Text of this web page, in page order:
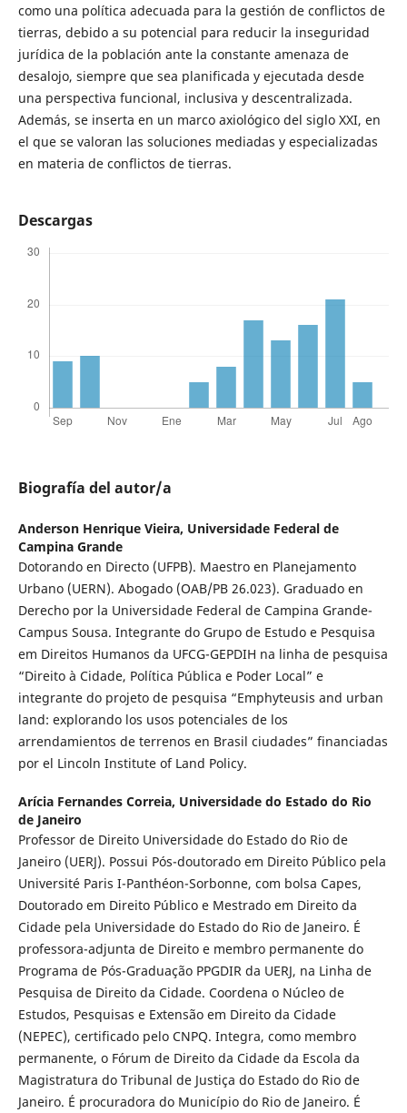
como una política adecuada para la gestión de conflictos de
tierras, debido a su potencial para reducir la inseguridad
jurídica de la población ante la constante amenaza de
desalojo, siempre que sea planificada y ejecutada desde
una perspectiva funcional, inclusiva y descentralizada.
Además, se inserta en un marco axiológico del siglo XXI, en
el que se valoran las soluciones mediadas y especializadas
en materia de conflictos de tierras.
Descargas
Biografía del autor/a
Anderson Henrique Vieira, Universidade Federal de
Campina Grande
Dotorando en Directo (UFPB). Maestro en Planejamento
Urbano (UERN). Abogado (OAB/PB 26.023). Graduado en
Derecho por la Universidade Federal de Campina Grande-
Campus Sousa. Integrante do Grupo de Estudo e Pesquisa
em Direitos Humanos da UFCG-GEPDIH na linha de pesquisa
“Direito à Cidade, Política Pública e Poder Local” e
integrante do projeto de pesquisa “Emphyteusis and urban
land: explorando los usos potenciales de los
arrendamientos de terrenos en Brasil ciudades” financiadas
por el Lincoln Institute of Land Policy.
Arícia Fernandes Correia, Universidade do Estado do Rio
de Janeiro
Professor de Direito Universidade do Estado do Rio de
Janeiro (UERJ). Possui Pós-doutorado em Direito Público pela
Université Paris I-Panthéon-Sorbonne, com bolsa Capes,
Doutorado em Direito Público e Mestrado em Direito da
Cidade pela Universidade do Estado do Rio de Janeiro. É
professora-adjunta de Direito e membro permanente do
Programa de Pós-Graduação PPGDIR da UERJ, na Linha de
Pesquisa de Direito da Cidade. Coordena o Núcleo de
Estudos, Pesquisas e Extensão em Direito da Cidade
(NEPEC), certificado pelo CNPQ. Integra, como membro
permanente, o Fórum de Direito da Cidade da Escola da
Magistratura do Tribunal de Justiça do Estado do Rio de
Janeiro. É procuradora do Município do Rio de Janeiro. É